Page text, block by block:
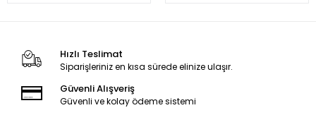
Hızlı Teslimat
Siparişleriniz en kısa sürede elinize ulaşır.
Güvenli Alışveriş
Güvenli ve kolay ödeme sistemi